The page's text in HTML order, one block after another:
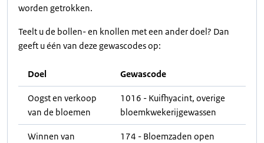
worden getrokken.
Teelt u de bollen- en knollen met een ander doel? Dan
geeft u één van deze gewascodes op:
Doel Gewascode
Oogst en verkoop
van de bloemen
1016 - Kuifhyacint, overige
bloemkwekerijgewassen
Winnen van
174 - Bloemzaden open